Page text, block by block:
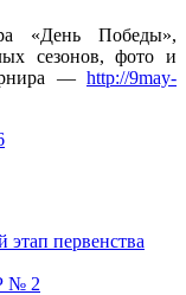
«День Победы»,
сезонов, фото и
— http://9may-
первенства
№ 2